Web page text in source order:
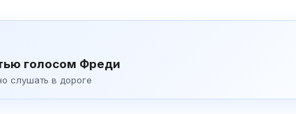
голосом Фреди
слушать в дороге